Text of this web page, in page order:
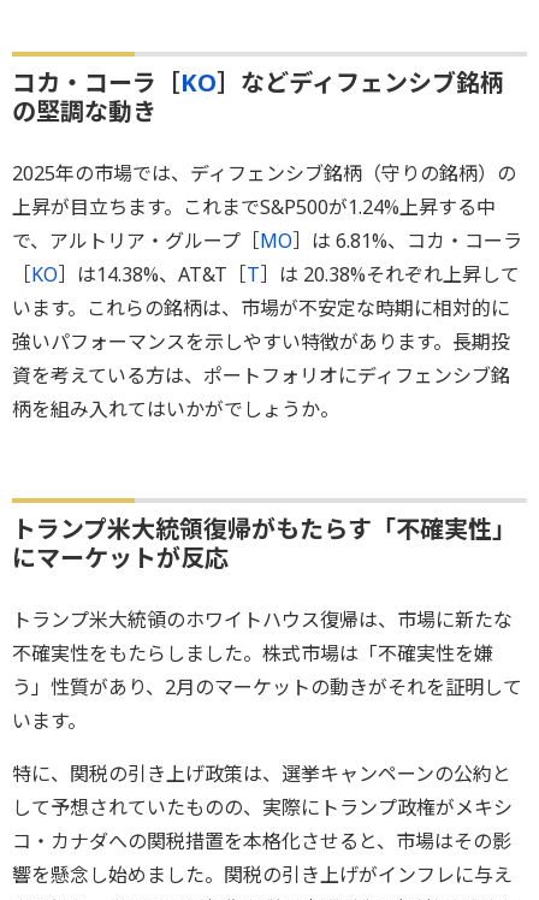
コカ・コーラ［KO］などディフェンシブ銘柄
の堅調な動き
2025年の市場では、ディフェンシブ銘柄（守りの銘柄）の
上昇が目立ちます。これまでS&P500が1.24%上昇する中
で、アルトリア・グループ［MO］は 6.81%、コカ・コーラ
［KO］は14.38%、AT&T［T］は 20.38%それぞれ上昇して
います。これらの銘柄は、市場が不安定な時期に相対的に
強いパフォーマンスを示しやすい特徴があります。長期投
資を考えている方は、ポートフォリオにディフェンシブ銘
柄を組み入れてはいかがでしょうか。
トランプ米大統領復帰がもたらす「不確実性」
にマーケットが反応
トランプ米大統領のホワイトハウス復帰は、市場に新たな
不確実性をもたらしました。株式市場は「不確実性を嫌
う」性質があり、2月のマーケットの動きがそれを証明して
います。
特に、関税の引き上げ政策は、選挙キャンペーンの公約と
して予想されていたものの、実際にトランプ政権がメキシ
コ・カナダへの関税措置を本格化させると、市場はその影
響を懸念し始めました。関税の引き上げがインフレに与え